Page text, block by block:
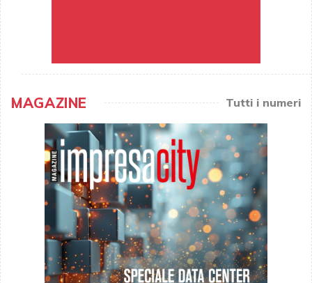
MAGAZINE Tutti i numeri